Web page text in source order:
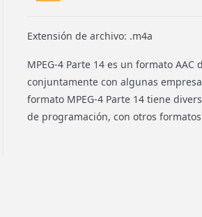
Extensión de archivo: .m4a
MPEG-4 Parte 14 es un formato
conjuntamente con algunas
formato MPEG-4 Parte 14 tiene
de programación, con otros